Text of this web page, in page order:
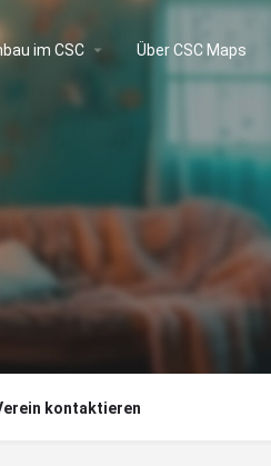
im CSC Über CSC Maps
kontaktieren